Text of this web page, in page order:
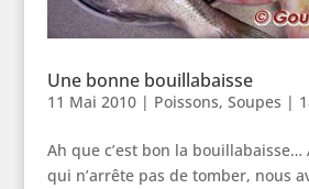
Une bonne bouillabaisse
11 Mai 2010| Poissons, Soupes |
Ah que c’est bon la bouillabaisse…
qui n’arrête pas de tomber, nous